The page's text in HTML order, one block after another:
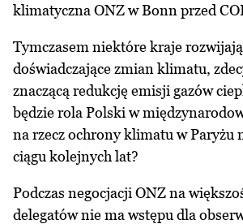
klimatyczna ONZ w Bonn przed
Tymczasem niektóre kraje
doświadczające zmian klimatu,
znaczącą redukcję emisji gazów
będzie rola Polski w
na rzecz ochrony klimatu w Paryżu
ciągu kolejnych lat?
Podczas negocjacji ONZ na
delegatów nie ma wstępu dla